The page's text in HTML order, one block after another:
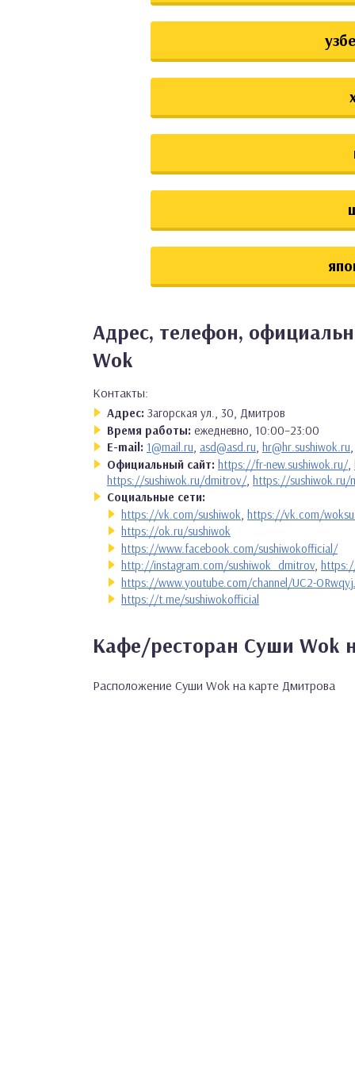
Адрес, телефон,
Wok
Контакты:
Адрес: Загорская ул., 30, Дмитров
Время работы: ежедневно, 10:00–23:00
E-mail: 1@mail.ru, asd@asd.ru, hr@hr.sushiwok.ru
Официальный сайт: https://fr-new.sushiwok.ru/,
https://sushiwok.ru/dmitrov/, https://sushiwok.ru/
Социальные сети:
https://vk.com/sushiwok https://vk.com/
https://ok.ru/sushiwok
https://www.facebook.com/sushiwokofficial/
http://instagram.com/sushiwok_dmitrov,
https://www.youtube.com/channel/UC2-
https://t.me/sushiwokofficial
Кафе/ресторан Суши Wok
Расположение Суши Wok на карте Дмитрова